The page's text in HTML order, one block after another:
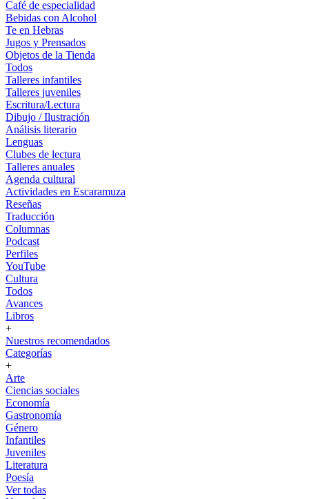
Café de especialidad
Bebidas con Alcohol
Te en Hebras
Jugos y Prensados
Objetos de la Tienda
Todos
Talleres infantiles
Talleres juveniles
Escritura/Lectura
Dibujo / Ilustración
Análisis literario
Lenguas
Clubes de lectura
Talleres anuales
Agenda cultural
Actividades en Escaramuza
Reseñas
Traducción
Columnas
Podcast
Perfiles
YouTube
Cultura
Todos
Avances
Libros
+
Nuestros recomendados
Categorías
+
Arte
Ciencias sociales
Economía
Gastronomía
Género
Infantiles
Juveniles
Literatura
Poesía
Ver todas